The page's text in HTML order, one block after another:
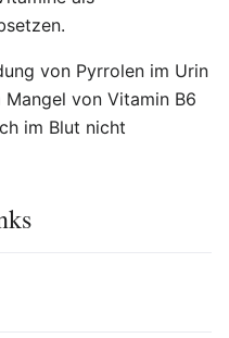
von Pyrrolen im Urin
von Vitamin B6
im Blut nicht